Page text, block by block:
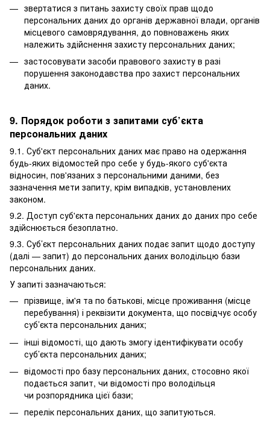
звертатися з питань захисту своїх прав щодо
персональних даних до органів державної влади, органів
місцевого самоврядування, до повноважень яких
належить здійснення захисту персональних даних;
застосовувати засоби правового захисту в разі
порушення законодавства про захист персональних
даних.
9. Порядок роботи з запитами суб’єкта
персональних даних
9.1. Суб'єкт персональних даних має право на одержання
будь-яких відомостей про себе у будь-якого суб'єкта
відносин, пов'язаних з персональними даними, без
зазначення мети запиту, крім випадків, установлених
законом.
9.2. Доступ суб'єкта персональних даних до даних про себе
здійснюється безоплатно.
9.3. Суб’єкт персональних даних подає запит щодо доступу
(далі — запит) до персональних даних володільцю бази
персональних даних.
У запиті зазначаються:
прізвище, ім'я та по батькові, місце проживання (місце
перебування) і реквізити документа, що посвідчує особу
суб’єкта персональних даних;
інші відомості, що дають змогу ідентифікувати особу
суб’єкта персональних даних;
відомості про базу персональних даних, стосовно якої
подається запит, чи відомості про володільця
чи розпорядника цієї бази;
перелік персональних даних, що запитуються.